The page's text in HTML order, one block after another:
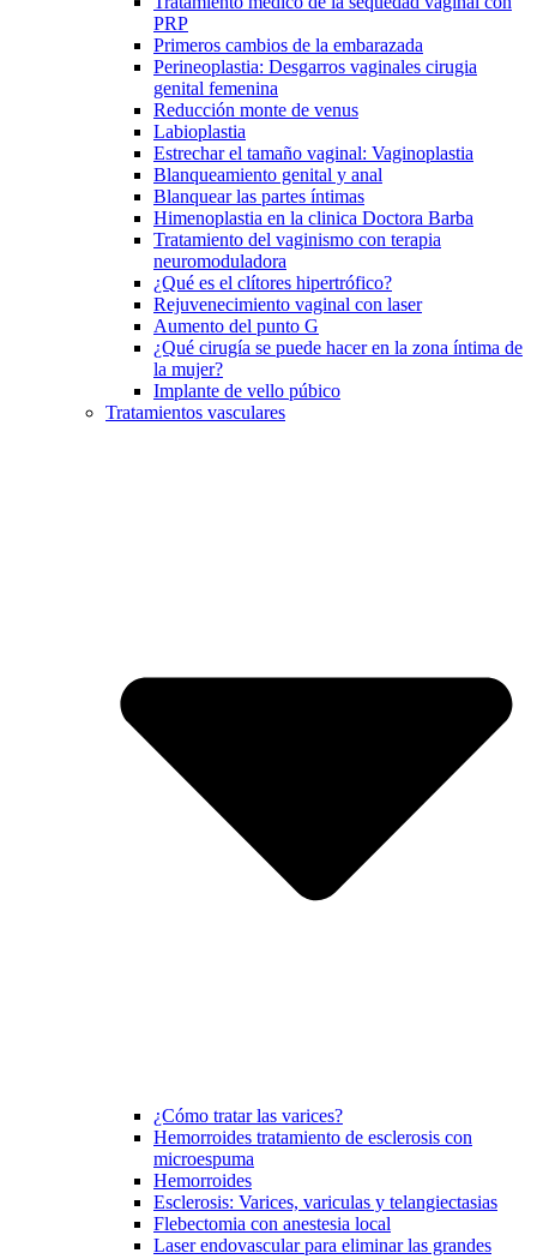
PRP
Primeros cambios de la embarazada
Perineoplastia: Desgarros vaginales cirugia
genital femenina
Reducción monte de venus
Labioplastia
Estrechar el tamaño vaginal: Vaginoplastia
Blanqueamiento genital y anal
Blanquear las partes íntimas
Himenoplastia en la clinica Doctora Barba
Tratamiento del vaginismo con terapia
neuromoduladora
¿Qué es el clítores hipertrófico?
Rejuvenecimiento vaginal con laser
Aumento del punto G
¿Qué cirugía se puede hacer en la zona íntima de
la mujer?
Implante de vello púbico
Tratamientos vasculares
¿Cómo tratar las varices?
Hemorroides tratamiento de esclerosis con
microespuma
Hemorroides
Esclerosis: Varices, variculas y telangiectasias
Flebectomia con anestesia local
Laser endovascular para eliminar las grandes